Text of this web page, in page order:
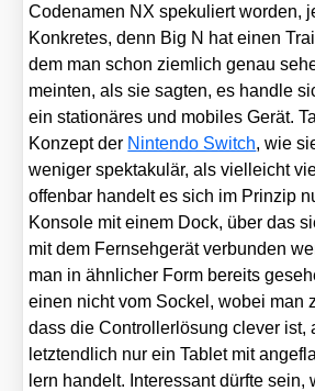
Code­na­men NX spe­ku­liert wor­den,
Kon­kre­tes, denn Big N hat einen
dem man schon ziem­lich genau
mein­ten, als sie sag­ten, es hand­le
ein sta­tio­nä­res und mobi­les Gerät.
Kon­zept der Nin­ten­do Switch, wie
weni­ger spek­ta­ku­lär, als viel­leicht
offen­bar han­delt es sich im Prin­zip
Kon­so­le mit einem Dock, über das
mit dem Fern­seh­ge­rät ver­bun­den
man in ähn­li­cher Form bereits
einen nicht vom Sockel, wobei man
dass die Con­trol­ler­lö­sung cle­ver ist,
letzt­end­lich nur ein Tablet mit
lern han­delt. Inter­es­sant dürf­te